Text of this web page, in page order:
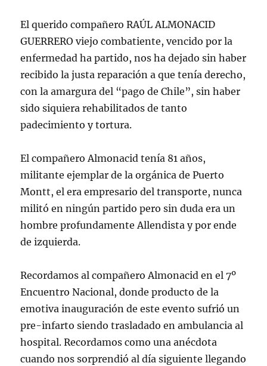
El querido compañero RAÚL ALMONACID
GUERRERO viejo combatiente, vencido por la
enfermedad ha partido, nos ha dejado sin haber
recibido la justa reparación a que tenía derecho,
con la amargura del “pago de Chile”, sin haber
sido siquiera rehabilitados de tanto
padecimiento y tortura.
El compañero Almonacid tenía 81 años,
militante ejemplar de la orgánica de Puerto
Montt, el era empresario del transporte, nunca
militó en ningún partido pero sin duda era un
hombre profundamente Allendista y por ende
de izquierda.
Recordamos al compañero Almonacid en el 7º
Encuentro Nacional, donde producto de la
emotiva inauguración de este evento sufrió un
pre-infarto siendo trasladado en ambulancia al
hospital. Recordamos como una anécdota
cuando nos sorprendió al día siguiente llegando